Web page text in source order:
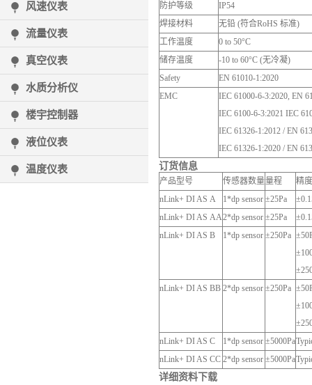
风速仪表
流量仪表
真空仪表
水质分析仪
楼宇控制器
液位仪表
温度仪表
防护等级
IP54
焊接材料
无铅 (符合RoHS 标准)
工作温度
0 to 50°C
储存温度
-10 to 60°C (无冷凝)
Safety
EN 61010-1:2020
EMC
IEC 61000-6-3:2020, EN
IEC 6100-6-3:2021 IEC
IEC 61326-1:2012 / EN
IEC 61326-1:2020 / EN
订货信息
产品型号 传感器数量量程
精
nLink+ DI AS A
1*dp sensor ±25Pa
nLink+ DI AS AA2*dp sensor ±25Pa
nLink+ DI AS B
1*dp sensor ±250Pa
nLink+ DI AS BB 2*dp sensor ±250Pa
nLink+ DI AS C
1*dp sensor ±5000Pa
nLink+ DI AS CC 2*dp sensor ±5000Pa
详细资料下载